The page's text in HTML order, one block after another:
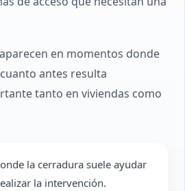
en momentos donde
antes resulta
tanto en viviendas como
la cerradura suele ayudar
la intervención.